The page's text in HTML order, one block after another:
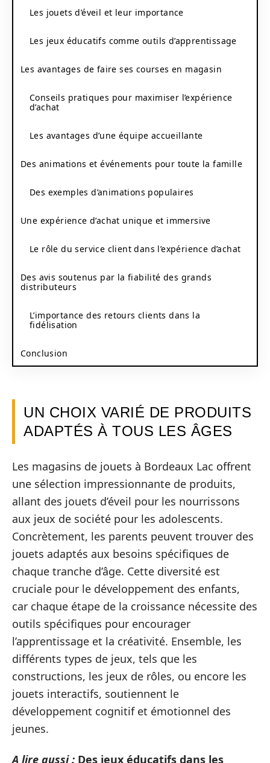
Les jouets d’éveil et leur importance
Les jeux éducatifs comme outils d’apprentissage
Les avantages de faire ses courses en magasin
Conseils pratiques pour maximiser l’expérience
d’achat
Les avantages d’une équipe accueillante
Des animations et événements pour toute la famille
Des exemples d’animations populaires
Une expérience d’achat unique et immersive
Le rôle du service client dans l’expérience d’achat
Des avis soutenus par la fiabilité des grands
distributeurs
L’importance des retours clients dans la
fidélisation
Conclusion
UN CHOIX VARIÉ DE PRODUITS
ADAPTÉS À TOUS LES ÂGES
Les magasins de jouets à Bordeaux Lac offrent
une sélection impressionnante de produits,
allant des jouets d’éveil pour les nourrissons
aux jeux de société pour les adolescents.
Concrètement, les parents peuvent trouver des
jouets adaptés aux besoins spécifiques de
chaque tranche d’âge. Cette diversité est
cruciale pour le développement des enfants,
car chaque étape de la croissance nécessite des
outils spécifiques pour encourager
l’apprentissage et la créativité. Ensemble, les
différents types de jeux, tels que les
constructions, les jeux de rôles, ou encore les
jouets interactifs, soutiennent le
développement cognitif et émotionnel des
jeunes.
A lire aussi : Des jeux éducatifs dans les